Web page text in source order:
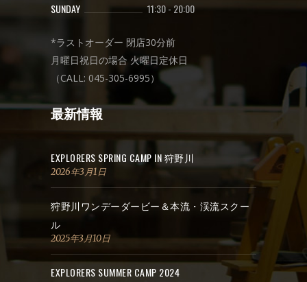
SUNDAY
11:30-20:00
*ラストオーダー 閉店30分前
月曜日祝日の場合 火曜日定休日
（CALL: 045-305-6995）
最新情報
EXPLORERS SPRING CAMP IN 狩野川
2026年3月1日
狩野川ワンデーダービー＆本流・渓流スクー
ル
2025年3月10日
EXPLORERS SUMMER CAMP 2024